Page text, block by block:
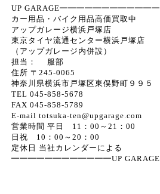
UP GARAGE━━━━━━━━━━━━
カー用品・バイク用品高価買取中
アップガレージ横浜戸塚店
東京タイヤ流通センター横浜戸塚店
（アップガレージ内併設）
担当： 服部
住所 〒245-0065
神奈川県横浜市戸塚区東俣野町９９５
TEL 045-858-5678
FAX 045-858-5789
E-mail totsuka-ten@upgarage.com
営業時間 平日 11：00～21：00
日祝 10：00～20：00
定休日 当社カレンダーによる
━━━━━━━━━━━━UP GARAGE